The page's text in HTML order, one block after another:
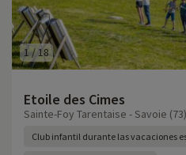
1/18
Etoile des Cimes
Sainte-Foy Tarentaise - Savoie (73)
Club infantil durante las vacaciones